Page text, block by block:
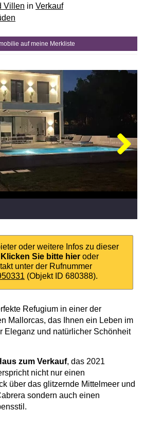
Villen in Verkauf
auf meine Merkliste
oder weitere Infos zu dieser
Klicken Sie bitte hier oder
unter der Rufnummer
(Objekt ID 680388).
Refugium in einer der
Mallorcas, das Ihnen ein Leben im
Eleganz und natürlicher Schönheit
zum Verkauf, das 2021
nicht nur einen
über das glitzernde Mittelmeer und
sondern auch einen